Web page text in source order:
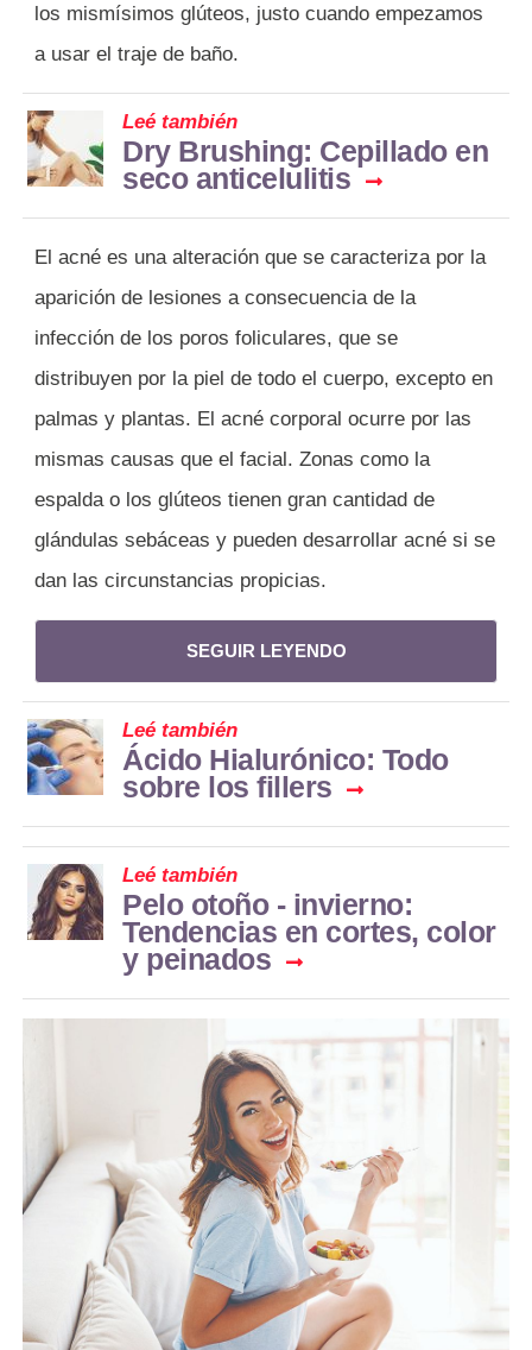
los mismísimos glúteos, justo cuando empezamos
a usar el traje de baño.
Leé también
Dry Brushing: Cepillado en
seco anticelulitis
El acné es una alteración que se caracteriza por la
aparición de lesiones a consecuencia de la
infección de los poros foliculares, que se
distribuyen por la piel de todo el cuerpo, excepto en
palmas y plantas. El acné corporal ocurre por las
mismas causas que el facial. Zonas como la
espalda o los glúteos tienen gran cantidad de
glándulas sebáceas y pueden desarrollar acné si se
dan las circunstancias propicias.
SEGUIR LEYENDO
Leé también
Ácido Hialurónico: Todo
sobre los fillers
Leé también
Pelo otoño - invierno:
Tendencias en cortes, color
y peinados